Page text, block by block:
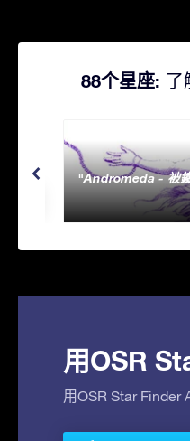
88个星座: 了
Andromeda - 被
用OSR
用OSR Star Finder